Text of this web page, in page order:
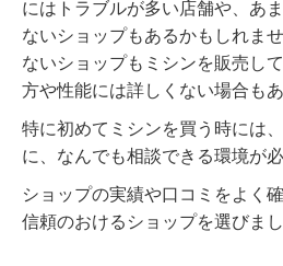
にはトラブルが多い店舗や、あ
ないショップもあるかもしれま
ないショップもミシンを販売し
方や性能には詳しくない場合もあ
特に初めてミシンを買う時には
に、なんでも相談できる環境が必
ショップの実績や口コミをよく
信頼のおけるショップを選びまし